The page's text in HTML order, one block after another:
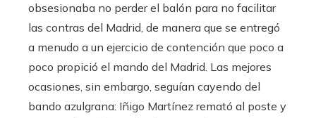
obsesionaba no perder el balón para no facilitar
las contras del Madrid, de manera que se entregó
a menudo a un ejercicio de contención que poco a
poco propició el mando del Madrid. Las mejores
ocasiones, sin embargo, seguían cayendo del
bando azulgrana: Iñigo Martínez remató al poste y